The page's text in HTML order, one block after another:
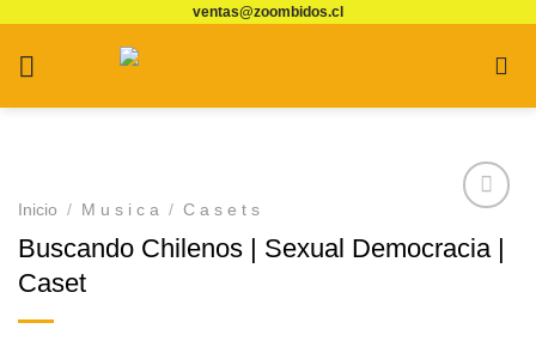
contenido
ventas@zoombidos.cl
a
Inicio / M u s i c a / C a s e t s
Buscando Chilenos | Sexual Democracia |
Caset